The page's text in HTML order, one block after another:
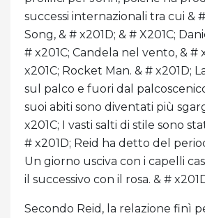
successi internazionali tra cui &
Song, & # x201D; & # X201C;
# x201C; Candela nel vento, & #
x201C; Rocket Man. & # x201D;
sul palco e fuori dal
suoi abiti sono diventati più
x201C; I vasti salti di stile sono
# x201D; Reid ha detto del
Un giorno usciva con i capelli
il successivo con il rosa. & #
Secondo Reid, la relazione finì